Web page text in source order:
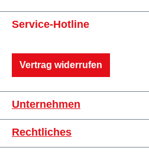
Service-Hotline
Vertrag widerrufen
Unternehmen
Rechtliches